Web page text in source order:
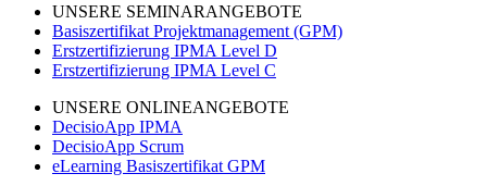
UNSERE SEMINARANGEBOTE
Basiszertifikat Projektmanagement (GPM)
Erstzertifizierung IPMA Level D
Erstzertifizierung IPMA Level C
UNSERE ONLINEANGEBOTE
DecisioApp IPMA
DecisioApp Scrum
eLearning Basiszertifikat GPM